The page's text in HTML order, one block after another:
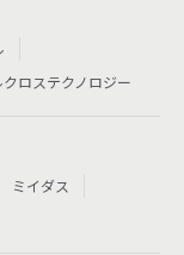
ロステクノロジー
ミイダス